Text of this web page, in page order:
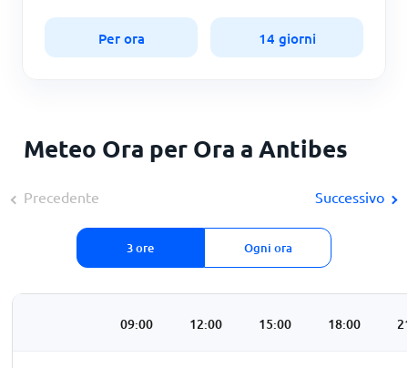
Per ora 14 giorni
Meteo Ora per Ora a Antibes
Precedente
3 ore Ogni ora
Successivo
09:00 12:00 15:00 18:00